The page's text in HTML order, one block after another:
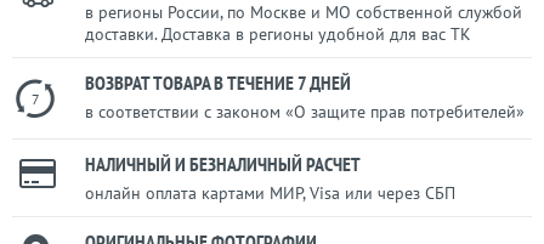
в регионы России, по Москве и МО собственной службой
доставки. Доставка в регионы удобной для вас ТК
7
ВОЗВРАТ ТОВАРА В ТЕЧЕНИЕ 7 ДНЕЙ
в соответствии с законом «О защите прав потребителей»
НАЛИЧНЫЙ И БЕЗНАЛИЧНЫЙ РАСЧЕТ
онлайн оплата картами МИР, Visa или через СБП